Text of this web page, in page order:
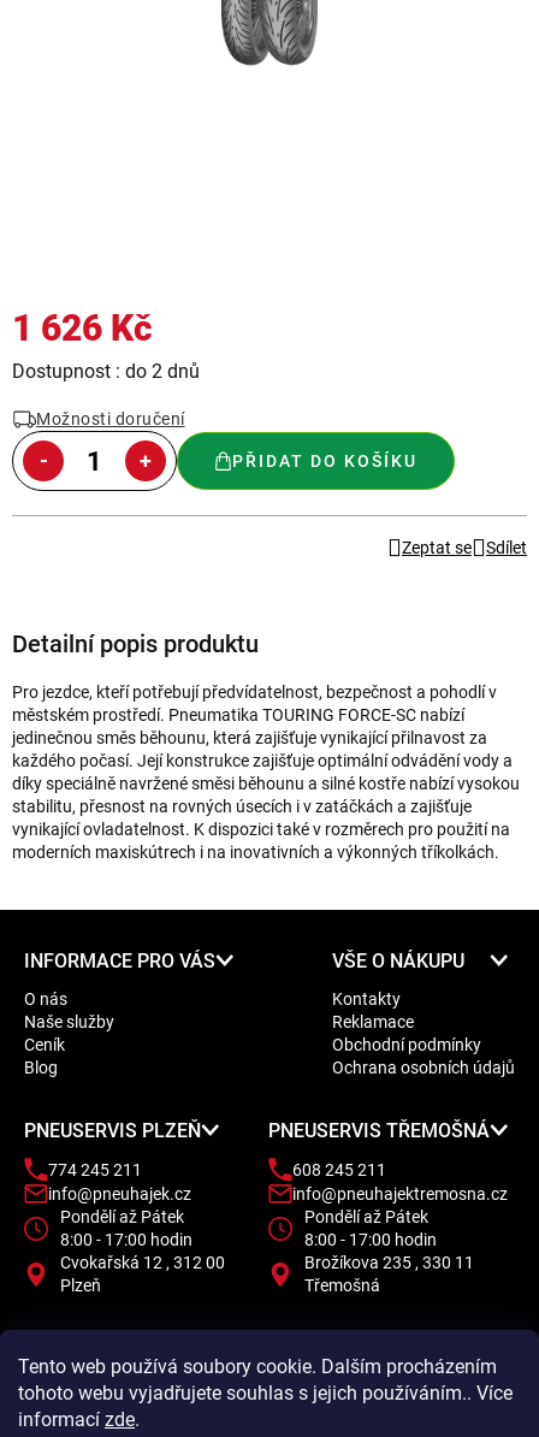
Tento web používá soubory cookie. Dalším procházením
tohoto webu vyjadřujete souhlas s jejich používáním.. Více
informací zde.
1 626 Kč
Měrná
Dostupnost : do 2 dnů
Možnosti doručení
PŘIDAT DO KOŠÍKU
Zeptat se Sdílet
Detailní popis produktu
Pro jezdce, kteří potřebují předvídatelnost, bezpečnost a pohodlí v
městském prostředí. Pneumatika TOURING FORCE-SC nabízí
jedinečnou směs běhounu, která zajišťuje vynikající přilnavost za
každého počasí. Její konstrukce zajišťuje optimální odvádění vody a
díky speciálně navržené směsi běhounu a silné kostře nabízí vysokou
stabilitu, přesnost na rovných úsecích i v zatáčkách a zajišťuje
vynikající ovladatelnost. K dispozici také v rozměrech pro použití na
moderních maxiskútrech i na inovativních a výkonných tříkolkách.
INFORMACE PRO VÁS
O nás
Naše služby
Ceník
Blog
VŠE O NÁKUPU
Kontakty
Reklamace
Obchodní podmínky
Ochrana osobních údajů
PNEUSERVIS PLZEŇ
774 245 211
info@pneuhajek.cz
Pondělí až Pátek
8:00 - 17:00 hodin
Cvokařská 12 , 312 00
Plzeň
PNEUSERVIS TŘEMOŠNÁ
608 245 211
info@pneuhajektremosna.cz
Pondělí až Pátek
8:00 - 17:00 hodin
Brožíkova 235 , 330 11
Třemošná